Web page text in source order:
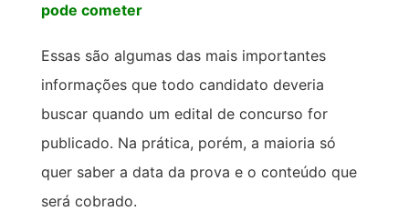
pode cometer
Essas são algumas das mais importantes
informações que todo candidato deveria
buscar quando um edital de concurso for
publicado. Na prática, porém, a maioria só
quer saber a data da prova e o conteúdo que
será cobrado.